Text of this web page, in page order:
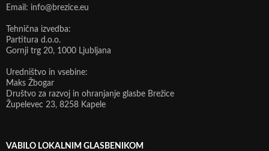
Email: info@brezice.eu
Tehnična izvedba:
Partitura d.o.o.
Gornji trg 20, 1000 Ljubljana
Uredništvo in vsebine:
Maks Žbogar
Društvo za razvoj in ohranjanje glasbe Brežice
Župelevec 23, 8258 Kapele
VABILO LOKALNIM GLASBENIKOM